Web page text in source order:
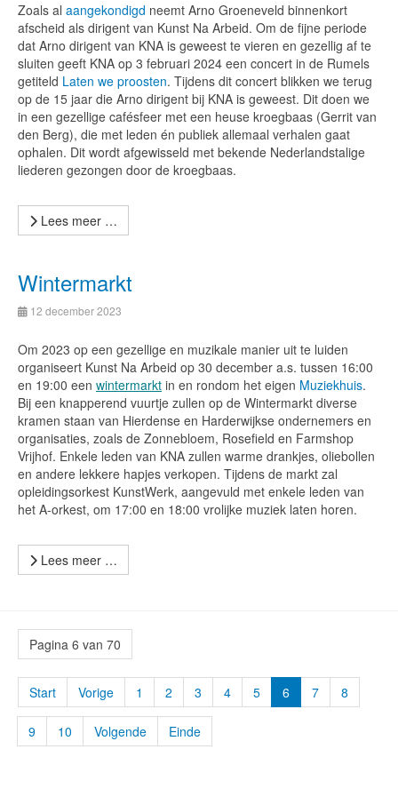
Zoals al aangekondigd neemt Arno Groeneveld binnenkort
afscheid als dirigent van Kunst Na Arbeid. Om de fijne periode
dat Arno dirigent van KNA is geweest te vieren en gezellig af te
sluiten geeft KNA op 3 februari 2024 een concert in de Rumels
getiteld Laten we proosten. Tijdens dit concert blikken we terug
op de 15 jaar die Arno dirigent bij KNA is geweest. Dit doen we
in een gezellige cafésfeer met een heuse kroegbaas (Gerrit van
den Berg), die met leden én publiek allemaal verhalen gaat
ophalen. Dit wordt afgewisseld met bekende Nederlandstalige
liederen gezongen door de kroegbaas.
Lees meer …
Wintermarkt
12 december 2023
Om 2023 op een gezellige en muzikale manier uit te luiden
organiseert Kunst Na Arbeid op 30 december a.s. tussen 16:00
en 19:00 een wintermarkt in en rondom het eigen Muziekhuis.
Bij een knapperend vuurtje zullen op de Wintermarkt diverse
kramen staan van Hierdense en Harderwijkse ondernemers en
organisaties, zoals de Zonnebloem, Rosefield en Farmshop
Vrijhof. Enkele leden van KNA zullen warme drankjes, oliebollen
en andere lekkere hapjes verkopen. Tijdens de markt zal
opleidingsorkest KunstWerk, aangevuld met enkele leden van
het A-orkest, om 17:00 en 18:00 vrolijke muziek laten horen.
Lees meer …
Pagina 6 van 70
Start Vorige 1 2 3 4 5 6 7 8
9 10 Volgende Einde